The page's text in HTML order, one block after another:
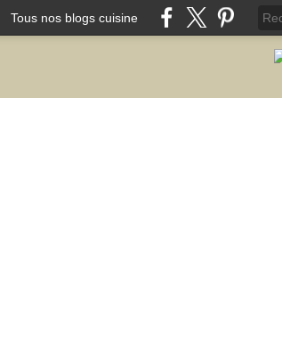
Tous nos blogs cuisine